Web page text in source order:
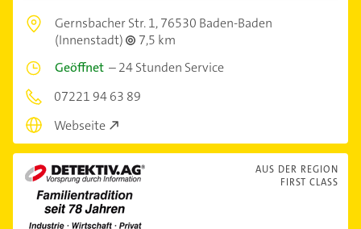
Gernsbacher Str. 1,76530 Baden-Baden
(Innenstadt)
7,5 km
Geöffnet –24 Stunden Service
07221 94 63 89
Webseite
AUS DER REGION
FIRST CLASS